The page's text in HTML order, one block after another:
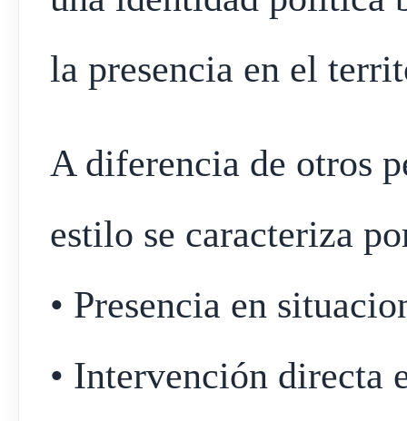
la presencia en el
A diferencia de otros
estilo se caracteriza
• Presencia en
• Intervención directa